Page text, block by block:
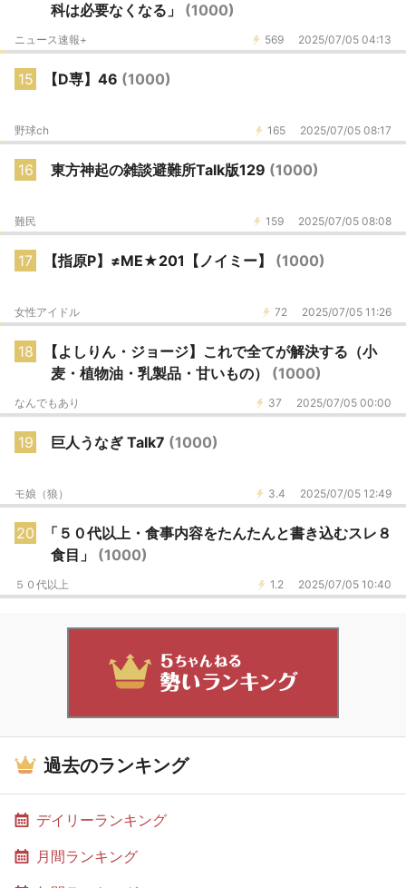
科は必要なくなる」 (1000)
569 2025/07/05 04:13
ニュース速報+
15 【D専】46 (1000)
165 2025/07/05 08:17
野球ch
16 東方神起の雑談避難所Talk版129 (1000)
159 2025/07/05 08:08
難民
17 【指原P】≠ME★201【ノイミー】 (1000)
72 2025/07/05 11:26
女性アイドル
18
【よしりん・ジョージ】これで全てが解決する（小
麦・植物油・乳製品・甘いもの） (1000)
37 2025/07/05 00:00
なんでもあり
19 巨人うなぎ Talk7 (1000)
3.4 2025/07/05 12:49
モ娘（狼）
20
「５０代以上・食事内容をたんたんと書き込むスレ８
食目」 (1000)
1.2 2025/07/05 10:40
５０代以上
過去のランキング
デイリーランキング
月間ランキング